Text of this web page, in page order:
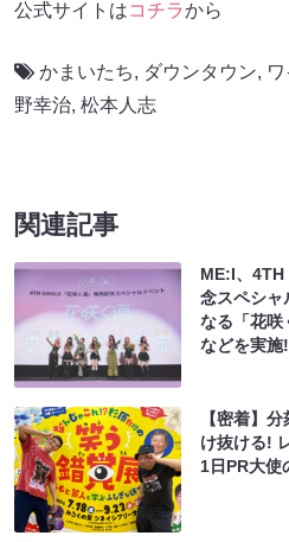
公式サイトはコチラから
かまいたち, ダウンタウン,
野幸治, 松本人志
関連記事
ME:I、4TH
念スペシャ
なる「花
などを実
【密着】
け抜ける!
1日PR大